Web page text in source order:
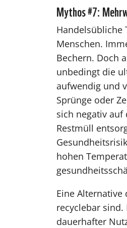
Mythos #7:
Handelsübliche
Menschen.
Bechern. Doch
unbedingt die
aufwendig und
Sprünge oder
sich negativ auf
Restmüll
hohen
Eine
recyclebar
dauerhafter